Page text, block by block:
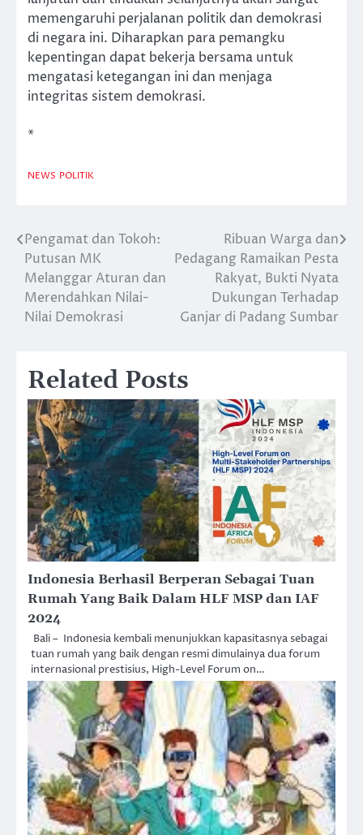
memengaruhi perjalanan politik dan demokrasi
di negara ini. Diharapkan para pemangku
kepentingan dapat bekerja bersama untuk
mengatasi ketegangan ini dan menjaga
integritas sistem demokrasi.
*
NEWS POLITIK
Post
navigation
Pengamat dan Tokoh:
Putusan MK
Melanggar Aturan dan
Merendahkan Nilai-
Nilai Demokrasi
Ribuan Warga dan
Pedagang Ramaikan Pesta
Rakyat, Bukti Nyata
Dukungan Terhadap
Ganjar di Padang Sumbar
Related Posts
Indonesia Berhasil Berperan Sebagai Tuan
Rumah Yang Baik Dalam HLF MSP dan IAF
2024
Bali – Indonesia kembali menunjukkan kapasitasnya sebagai
tuan rumah yang baik dengan resmi dimulainya dua forum
internasional prestisius, High-Level Forum on…